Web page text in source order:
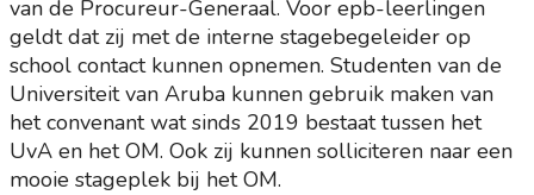
van de Procureur-Generaal. Voor epb-leerlingen
geldt dat zij met de interne stagebegeleider op
school contact kunnen opnemen. Studenten van de
Universiteit van Aruba kunnen gebruik maken van
het convenant wat sinds 2019 bestaat tussen het
UvA en het OM. Ook zij kunnen solliciteren naar een
mooie stageplek bij het OM.